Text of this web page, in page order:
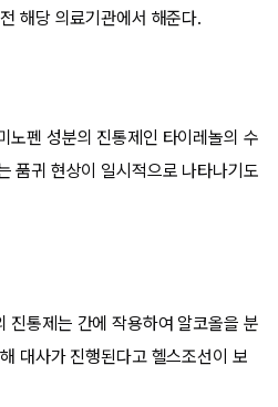
해당 의료기관에서 해준다.
노펜 성분의 진통제인 타이레놀의 수
품귀 현상이 일시적으로 나타나기도
진통제는 간에 작용하여 알코올을 분
대사가 진행된다고 헬스조선이 보